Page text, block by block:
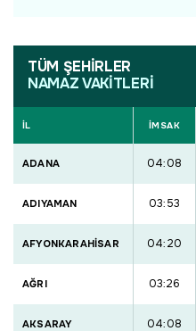
TÜM ŞEHİRLER
NAMAZ VAKİTLERİ
İL İMSAK
ADANA 04:08
ADIYAMAN 03:53
AFYONKARAHİSAR 04:20
AĞRI 03:26
AKSARAY 04:08